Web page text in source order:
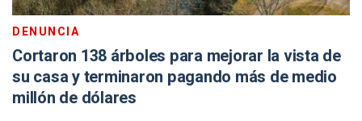
DENUNCIA
Cortaron 138 árboles para mejorar la vista de
su casa y terminaron pagando más de medio
millón de dólares